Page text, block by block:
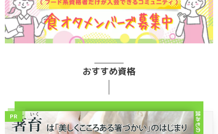
おすすめ資格
読みもの
PR